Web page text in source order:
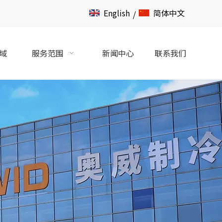
English / 简体中文
服务范围 新闻中心 联系我们